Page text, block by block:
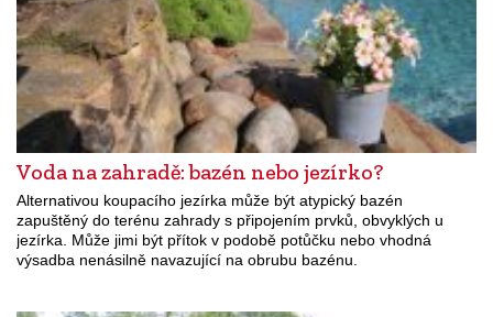
Voda na zahradě: bazén nebo jezírko?
Alternativou koupacího jezírka může být atypický bazén
zapuštěný do terénu zahrady s připojením prvků, obvyklých u
jezírka. Může jimi být přítok v podobě potůčku nebo vhodná
výsadba nenásilně navazující na obrubu bazénu.